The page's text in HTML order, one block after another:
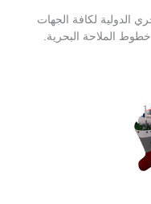
الدولية لكافة الجهات
الملاحة البحرية.